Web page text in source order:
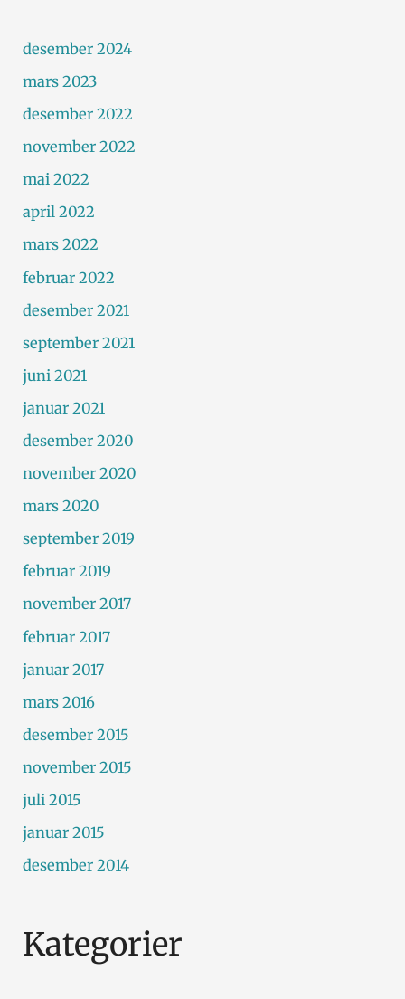
desember 2024
mars 2023
desember 2022
november 2022
mai 2022
april 2022
mars 2022
februar 2022
desember 2021
september 2021
juni 2021
januar 2021
desember 2020
november 2020
mars 2020
september 2019
februar 2019
november 2017
februar 2017
januar 2017
mars 2016
desember 2015
november 2015
juli 2015
januar 2015
desember 2014
Kategorier